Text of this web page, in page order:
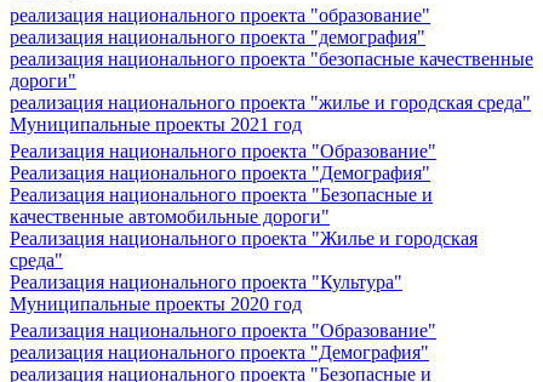
реализация национального проекта "образование"
реализация национального проекта "демография"
реализация национального проекта "безопасные качественные
дороги"
реализация национального проекта "жилье и городская среда"
Муниципальные проекты 2021 год
Реализация национального проекта "Образование"
Реализация национального проекта "Демография"
Реализация национального проекта "Безопасные и
качественные автомобильные дороги"
Реализация национального проекта "Жилье и городская
среда"
Реализация национального проекта "Культура"
Муниципальные проекты 2020 год
Реализация национального проекта "Образование"
реализация национального проекта "Демография"
реализация национального проекта "Безопасные и